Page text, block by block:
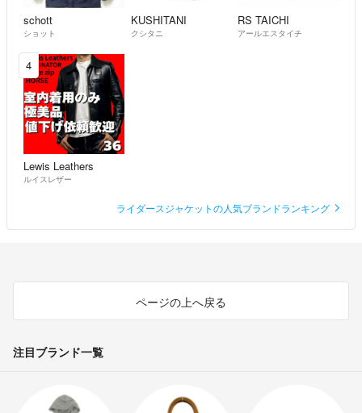
schott
ショット
KUSHITANI
クシタニ
RS TAICHI
アールエスタイチ
4
Lewis Leathers
ルイスレザー
ライダースジャケットの人気ブランドランキング
ページの上へ戻る
注目ブランド一覧